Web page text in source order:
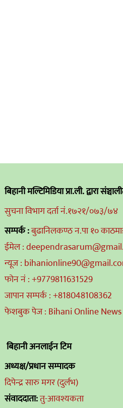
बिहानी मल्टिमिडिया प्रा.ली. द्वारा
सुचना विभाग दर्ता नं.१७२१/०७३/७४
सम्पर्क :बुढानिलकण्ठ न.पा १०
ईमेल :
न्यूज :
फोन नं : +9779811631529
जापान सम्पर्क : +818048108362
फेशबुक पेज : Bihani Online News
बिहानी अनलाईन टिम
अध्यक्ष/प्रधान सम्पादक
दिपेन्द्र सारु मगर (दुर्लभ)
संवाददाता:तु-आवश्यकता